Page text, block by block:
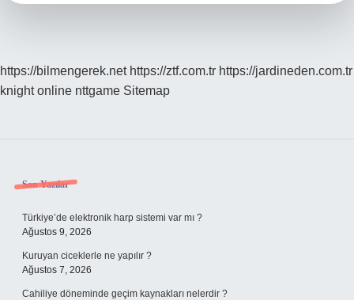
https://bilmengerek.net https://ztf.com.tr https://jardineden.com.tr
knight online nttgame Sitemap
Sidebar
Son Yazılar
Türkiye’de elektronik harp sistemi var mı ?
Ağustos 9, 2026
Kuruyan ciceklerle ne yapılır ?
Ağustos 7, 2026
Cahiliye döneminde geçim kaynakları nelerdir ?